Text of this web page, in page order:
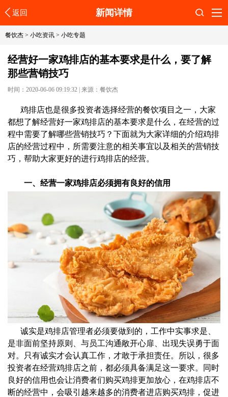
返回 新闻详情
餐饮杰 > 小吃资讯 > 小吃专题
经营好一家鸡排店的基本要求是什么，要了解
那些营销技巧
时间：2020-06-06 09:19:32 来源：餐饮杰
鸡排店也是很多投资者选择经营的餐饮项目之一，大家
都想了解经营好一家鸡排店的基本要求是什么，在经营的过
程中需要了解哪些营销技巧？下面就为大家详细的介绍鸡排
店的经营过程中，所需要注意的相关事宜以及相关的营销技
巧，帮助大家更好的进行鸡排店的经营。
一、经营一家鸡排店必须拥有良好的信用
诚实是鸡排店管理者必须要做到的，工作中实事求是、
是非面前坚持原则、与员工沟通敞开心扉、出现失误勇于面
对。只有诚实才会认真工作，才敢于承担责任。所以，很多
投资者在经营鸡排店之前，都必须具备满足这一要求。同时
良好的信用也会让消费者们购买鸡排更加放心，在鸡排店不
断的经营中，会吸引越来越多的消费者进店购买鸡排，促进